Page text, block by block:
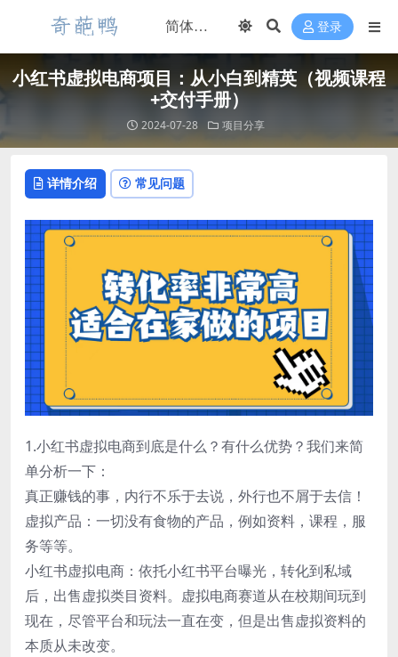
登录
小红书虚拟电商项目：从小白到精英（视频课程
+交付手册）
2024-07-28 项目分享
详情介绍 常见问题
1.小红书虚拟电商到底是什么？有什么优势？我们来简
单分析一下：
真正赚钱的事，内行不乐于去说，外行也不屑于去信！
虚拟产品：一切没有食物的产品，例如资料，课程，服
务等等。
小红书虚拟电商：依托小红书平台曝光，转化到私域
后，出售虚拟类目资料。虚拟电商赛道从在校期间玩到
现在，尽管平台和玩法一直在变，但是出售虚拟资料的
本质从未改变。